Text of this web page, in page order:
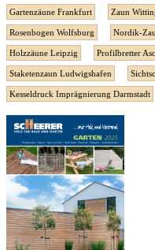
Gartenzäune Frankfurt Zaun
Rosenbogen Wolfsburg Nordik-
Holzzäune Leipzig Profilbretter
Staketenzaun Ludwigshafen
Kesseldruck Imprägnierung Darmstadt